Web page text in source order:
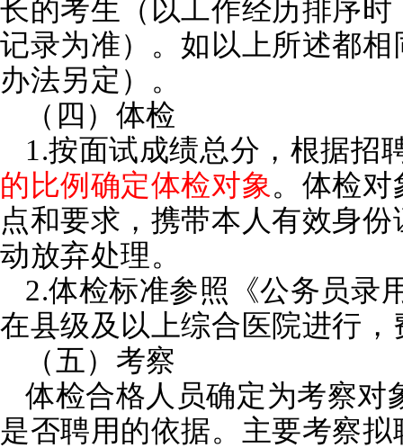
长的考生（以工作经历排序
记录为准）。如以上所述都
办法另定）。
（四）体检
1.按面试成绩总分，根据招
的比例确定体检对象 。体检
点和要求，携带本人有效身
动放弃处理。
2.体检标准参照《公务员录
在县级及以上综合医院进行，
（五）考察
体检合格人员确定为考察对
是否聘用的依据。主要考察